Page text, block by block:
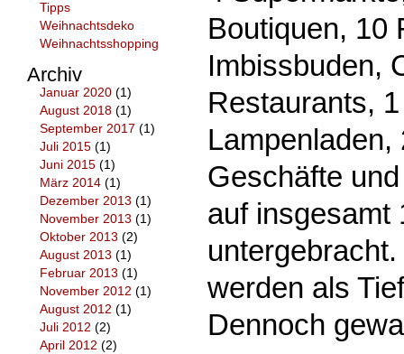
Tipps
Weihnachtsdeko
Weihnachtsshopping
Archiv
Januar 2020 (1)
August 2018 (1)
September 2017 (1)
Juli 2015 (1)
Juni 2015 (1)
März 2014 (1)
Dezember 2013 (1)
November 2013 (1)
Oktober 2013 (2)
August 2013 (1)
Februar 2013 (1)
November 2012 (1)
August 2012 (1)
Juli 2012 (2)
April 2012 (2)
Boutiquen, 10
Imbissbuden,
Restaurants,
Lampenladen,
Geschäfte
auf insgesamt
werden als
Dennoch